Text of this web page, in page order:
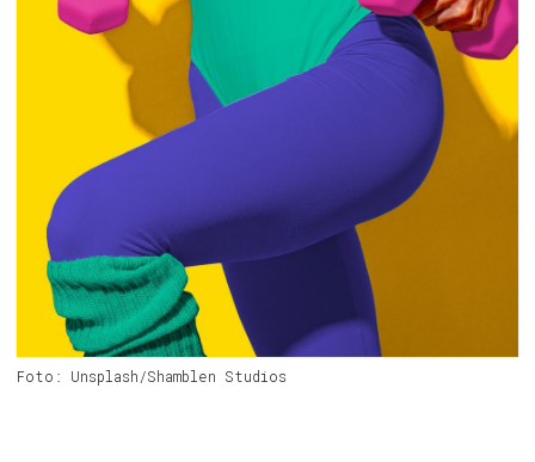
Foto: Unsplash/Shamblen Studios